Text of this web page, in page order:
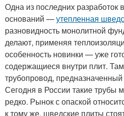
Одна из последних разработок
оснований —утепленная
разновидность монолитной
делают, применяя
особенность новинки — уже
содержащиеся внутри плит.
трубопровод,
Сегодня в России такие трубы
редко. Рынок с опаской
к тому же, шведские плиты